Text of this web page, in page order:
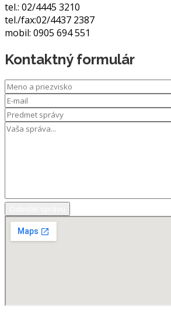
tel.: 02/4445 3210
tel./fax:02/4437 2387
mobil: 0905 694 551
Kontaktný formulár